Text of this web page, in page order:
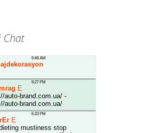
Chat